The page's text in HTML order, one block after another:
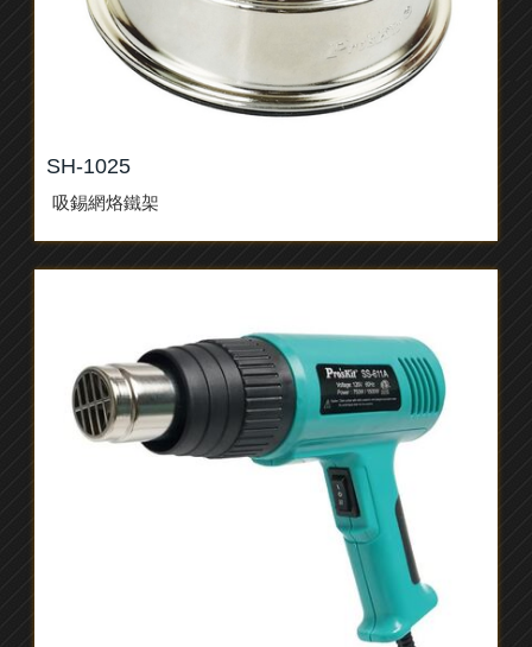
SH-1025
吸錫網烙鐵架